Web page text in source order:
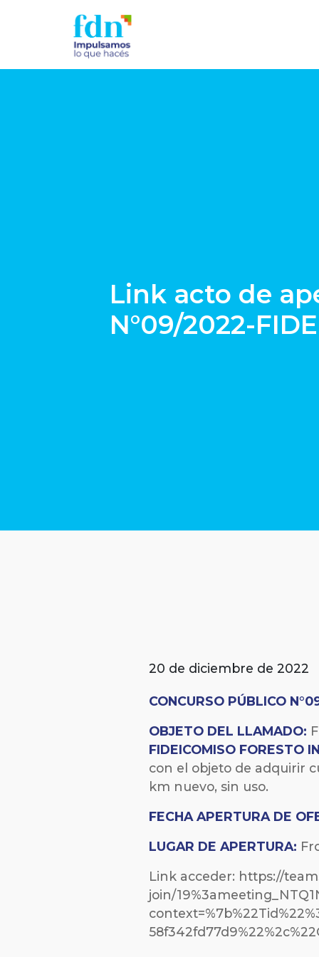
Link acto de
N°09/2022-
20 de diciembre de 2022
CONCURSO PÚBLICO
OBJETO DEL LLAMADO:
FIDEICOMISO FORESTO
con el objeto de adquirir
km nuevo, sin uso.
FECHA APERTURA DE
LUGAR DE APERTURA:
Link acceder: https://
join/